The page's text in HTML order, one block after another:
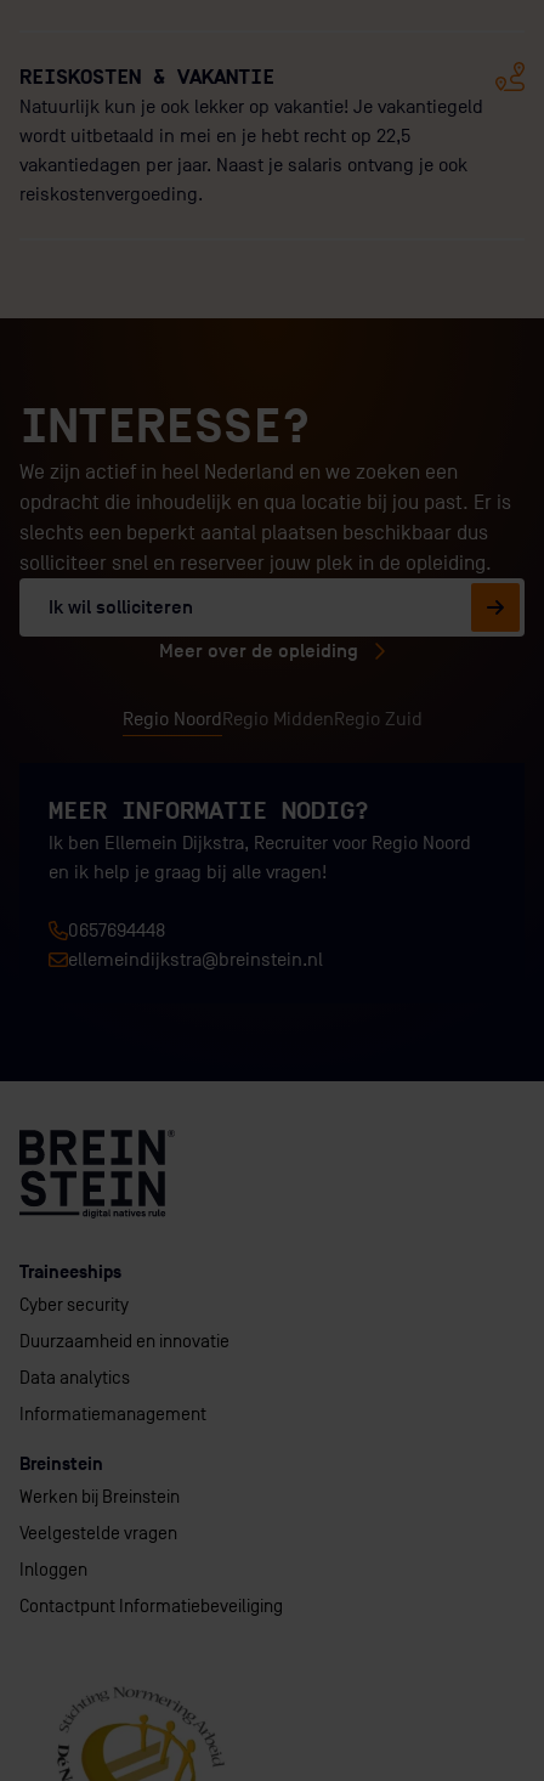
REISKOSTEN & VAKANTIE
Natuurlijk kun je ook lekker op vakantie! Je vakantiegeld
wordt uitbetaald in mei en je hebt recht op 22,5
vakantiedagen per jaar. Naast je salaris ontvang je ook
reiskostenvergoeding.
INTERESSE?
We zijn actief in heel Nederland en we zoeken een
opdracht die inhoudelijk en qua locatie bij jou past. Er is
slechts een beperkt aantal plaatsen beschikbaar dus
solliciteer snel en reserveer jouw plek in de opleiding.
Ik wil solliciteren
Meer over de opleiding
Regio NoordRegio MiddenRegio Zuid
MEER INFORMATIE NODIG?
Ik ben Ellemein Dijkstra, Recruiter voor Regio Noord
en ik help je graag bij alle vragen!
0657694448
ellemeindijkstra@breinstein.nl
Traineeships
Cyber security
Duurzaamheid en innovatie
Data analytics
Informatiemanagement
Breinstein
Werken bij Breinstein
Veelgestelde vragen
Inloggen
Contactpunt Informatiebeveiliging